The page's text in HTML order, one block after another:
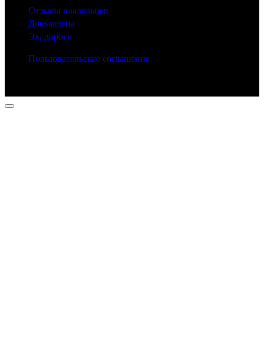
Отзывы владельцев
Документы
Эх, дороги
Пользовательское соглашение